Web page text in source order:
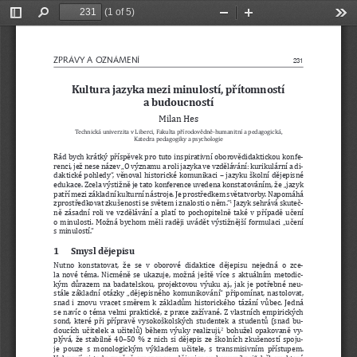
Toggle
Find
(1 of 5)
Zoom
231
ZPRÁVY A OZNÁMENÍ
Kultura jazyka mezi minulostí, přítomností
a budoucností
Milan Hes
Technická univerzita v Liberci, Fakulta přírodovědně-humanitní a pedagogická,
Katedra pedagogiky a psychologie
Rád bych krátký příspěvek pro tuto inspirativní oborovědidaktickou konfe-
renci, jež nese název „O významu a roli jazyka ve vzdělávání: kurikulární a di-
daktické  pohledy“,  věnoval  historické  komunikaci  –  jazyku  školní  dějepisné
edukace. Zcela výstižně je tato konference uvedena konstatováním, že „jazyk
patří mezi základní kulturní nástroje. Je prostředkem světatvorby. Napomáhá
zprostředkovat zkušenosti se světem i znalosti o něm.“1 Jazyk sehrává skuteč-
ně
  zásadní  roli  ve  vzd
ělávání  a  platí  to  pochopitelně
  také  v  p
řípadě učení
o  minulosti.  Možná  bychom  měli  raději  uvádět  výstižnější  formulaci  „učení
s minulostí.“
1      Smysl      dějepisu
Nutno  konstatovat,  že  se  v  oborové  didaktice  dějepisu  nejedná  o  zce-
la  nové  téma.  Nicméně
  se  ukazuje,  možná  ješt
ě
  více  s  aktuálním  metodic-
kým  důrazem  na  badatelskou,  projektovou  výuku  aj.,  jak  je  potřebné  neu-
stále  základní  otázky  „dějepisného  komunikování“  připomínat,  nastolovat,
snad  i  znovu  vracet  směrem  k  základům  historického  tázání  vůbec.  Jedná
se  navíc  o  téma  velmi  praktické,  z  praxe  zažívané.  Z  vlastních  empirických
sond,  které  při  přípravě
  vysokoškolských  studentek  a  student
ů
  (snad  bu-
doucích  učitelek  a  učitelů)  během  výuky  realizuji,2
  bohužel  opakovan
ě
  vy-
plývá,  že  stabilně
  40–50  %  z  nich  si  d
ějepis  ze  školních  zkušeností  spoju-
je  pouze  s  monologickým  výkladem  učitele,  s  transmisivním  přístupem.